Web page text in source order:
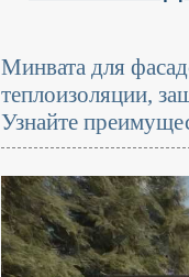
Минвата для
теплоизоляции,
Узнайте